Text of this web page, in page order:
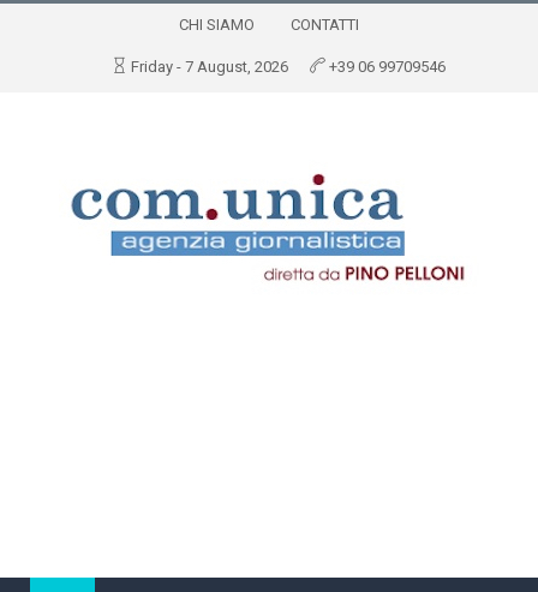
CHI SIAMO CONTATTI
Friday - 7 August, 2026 +39 06 99709546